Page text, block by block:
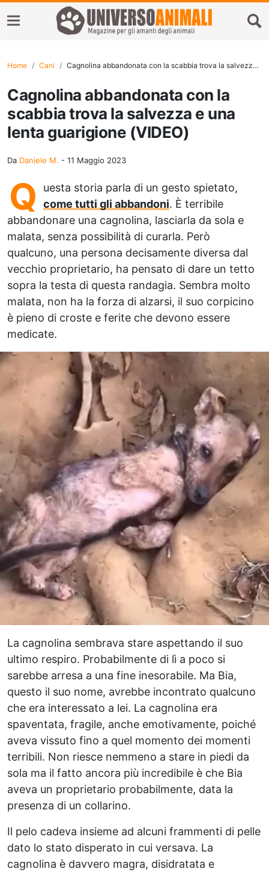
Home Cani Cagnolina abbandonata con la scabbia trova la salvezza e una lenta guarigione (VIDEO)
Cagnolina abbandonata con la
scabbia trova la salvezza e una
lenta guarigione (VIDEO)
Da Daniele M. - 11 Maggio 2023
Q
uesta storia parla di un gesto spietato,
come tutti gli abbandoni. È terribile
abbandonare una cagnolina, lasciarla da sola e
malata, senza possibilità di curarla. Però
qualcuno, una persona decisamente diversa dal
vecchio proprietario, ha pensato di dare un tetto
sopra la testa di questa randagia. Sembra molto
malata, non ha la forza di alzarsi, il suo corpicino
è pieno di croste e ferite che devono essere
medicate.
La cagnolina sembrava stare aspettando il suo
ultimo respiro. Probabilmente di lì a poco si
sarebbe arresa a una fine inesorabile. Ma Bia,
questo il suo nome, avrebbe incontrato qualcuno
che era interessato a lei. La cagnolina era
spaventata, fragile, anche emotivamente, poiché
aveva vissuto fino a quel momento dei momenti
terribili. Non riesce nemmeno a stare in piedi da
sola ma il fatto ancora più incredibile è che Bia
aveva un proprietario probabilmente, data la
presenza di un collarino.
Il pelo cadeva insieme ad alcuni frammenti di pelle
dato lo stato disperato in cui versava. La
cagnolina è davvero magra, disidratata e